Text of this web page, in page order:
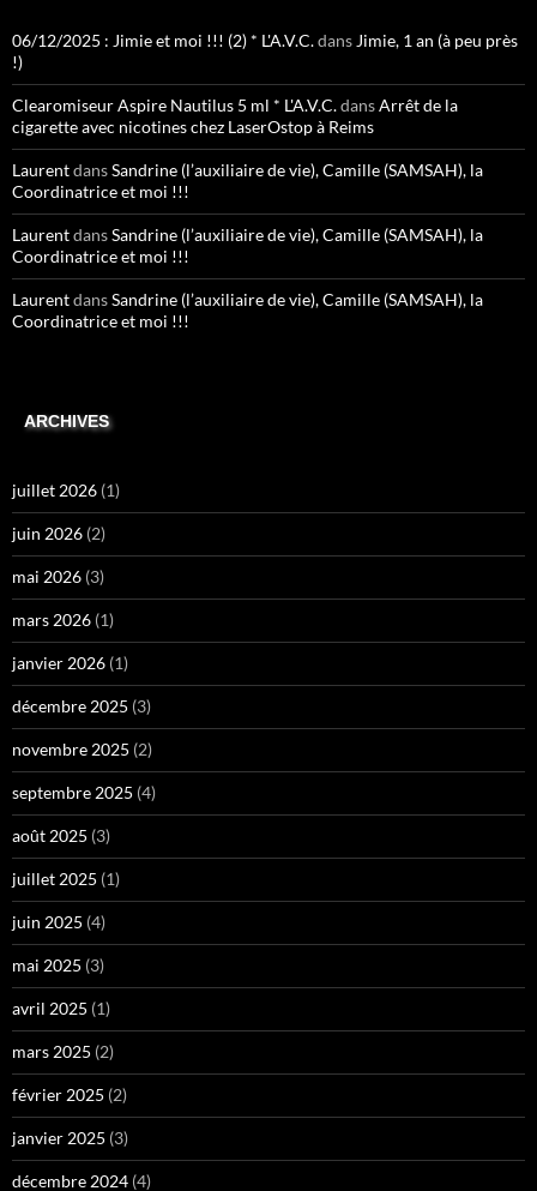
06/12/2025 : Jimie et moi !!! (2) * L'A.V.C.dans Jimie, 1 an (à peu près
!)
Clearomiseur Aspire Nautilus 5 ml * L'A.V.C.dansArrêt de la
cigarette avec nicotines chez LaserOstop à Reims
LaurentdansSandrine (l’auxiliaire de vie), Camille (SAMSAH), la
Coordinatrice et moi !!!
LaurentdansSandrine (l’auxiliaire de vie), Camille (SAMSAH), la
Coordinatrice et moi !!!
LaurentdansSandrine (l’auxiliaire de vie), Camille (SAMSAH), la
Coordinatrice et moi !!!
ARCHIVES
juillet 2026 (1)
juin 2026 (2)
mai 2026 (3)
mars 2026 (1)
janvier 2026 (1)
décembre 2025 (3)
novembre 2025 (2)
septembre 2025 (4)
août 2025 (3)
juillet 2025 (1)
juin 2025 (4)
mai 2025 (3)
avril 2025 (1)
mars 2025 (2)
février 2025 (2)
janvier 2025 (3)
décembre 2024 (4)